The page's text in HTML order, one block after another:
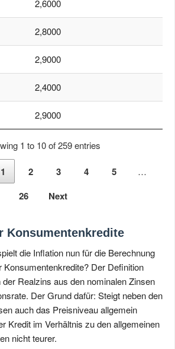
2,6000
2,8000
2,9000
2,4000
2,9000
1 to 10 of 259 entries
1 2 3 4 5 …
26 Next
Konsumentenkredite
die Inflation nun für die Berechnung
Konsumentenkredite? Der Definition
Realzins aus den nominalen Zinsen
Der Grund dafür: Steigt neben den
auch das Preisniveau allgemein
Kredit im Verhältnis zu den allgemeinen
nicht teurer.